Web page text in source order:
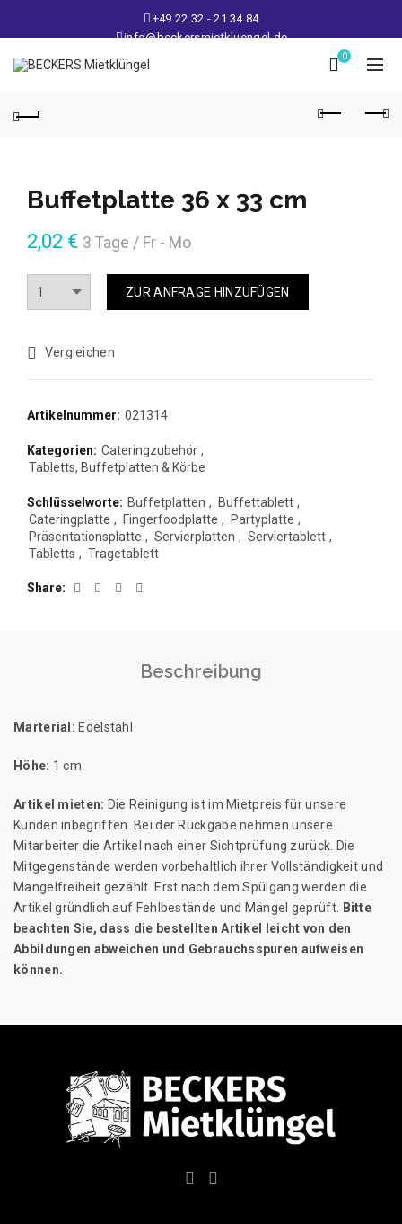
+49 22 32 - 21 34 84
info@beckersmietkluengel.de
Lager: Gutenbergstraße 1 - 50389 Wesseling
Mo - Fr: 9 – 17 Uhr, Sa: 9 – 12 Uhr
0
Buffetplatte 36 x 33 cm
2,02 € 3 Tage / Fr - Mo
ZUR ANFRAGE HINZUFÜGEN
Vergleichen
Artikelnummer: 021314
Kategorien: Cateringzubehör ,
Tabletts, Buffetplatten & Körbe
Schlüsselworte: Buffetplatten , Buffettablett ,
Cateringplatte , Fingerfoodplatte , Partyplatte ,
Präsentationsplatte , Servierplatten , Serviertablett ,
Tabletts , Tragetablett
Share
Beschreibung
Marterial: Edelstahl
Höhe: 1 cm
Artikel mieten: Die Reinigung ist im Mietpreis für unsere
Kunden inbegriffen. Bei der Rückgabe nehmen unsere
Mitarbeiter die Artikel nach einer Sichtprüfung zurück. Die
Mitgegenstände werden vorbehaltlich ihrer Vollständigkeit und
Mangelfreiheit gezählt. Erst nach dem Spülgang werden die
Artikel gründlich auf Fehlbestände und Mängel geprüft.
Bitte
beachten Sie, dass die bestellten Artikel leicht von den
Abbildungen abweichen und Gebrauchsspuren aufweisen
können.